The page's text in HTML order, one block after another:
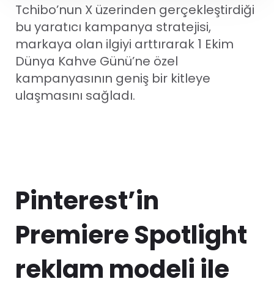
Tchibo’nun X üzerinden gerçekleştirdiği
bu yaratıcı kampanya stratejisi,
markaya olan ilgiyi arttırarak 1 Ekim
Dünya Kahve Günü’ne özel
kampanyasının geniş bir kitleye
ulaşmasını sağladı.
Pinterest’in
Premiere Spotlight
reklam modeli ile